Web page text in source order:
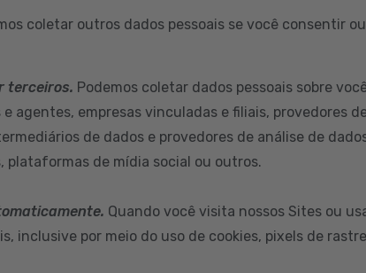
coletar outros dados pessoais se você consentir
terceiros. Podemos coletar dados pessoais sobre
agentes, empresas vinculadas e filiais, provedores
de dados e provedores de análise de
plataformas de mídia social ou outros.
Quando você visita nossos Sites ou
inclusive por meio do uso de cookies, pixels de